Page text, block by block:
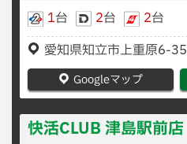
1台 2台 2台
愛知県知立市上重原6-35
Googleマップ
快活CLUB 津島駅前店